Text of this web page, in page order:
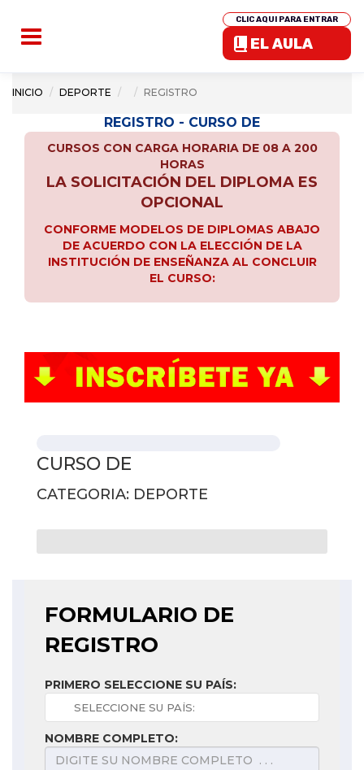
CLIC AQUI PARA ENTRAR
EL AULA
INICIO DEPORTE REGISTRO
REGISTRO - CURSO DE
CURSOS CON CARGA HORARIA DE 08 A 200
HORAS
LA SOLICITACIÓN DEL DIPLOMA ES
OPCIONAL
CONFORME MODELOS DE DIPLOMAS ABAJO
DE ACUERDO CON LA ELECCIÓN DE LA
INSTITUCIÓN DE ENSEÑANZA AL CONCLUIR
EL CURSO:
CURSO DE
CATEGORIA: DEPORTE
FORMULARIO DE
REGISTRO
PRIMERO SELECCIONE SU PAÍS:
NOMBRE COMPLETO: